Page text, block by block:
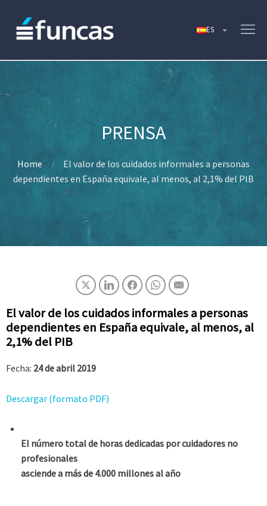
Home
El valor de los cuidados informales a personas
dependientes en España equivale, al menos, al 2,1% del PIB
El valor de los cuidados informales a personas
dependientes en España equivale, al menos, al
2,1% del PIB
Fecha: 24 de abril 2019
Descargar (formato PDF)
El número total de horas dedicadas por cuidadores no
profesionales
asciende a más de 4.000 millones al año